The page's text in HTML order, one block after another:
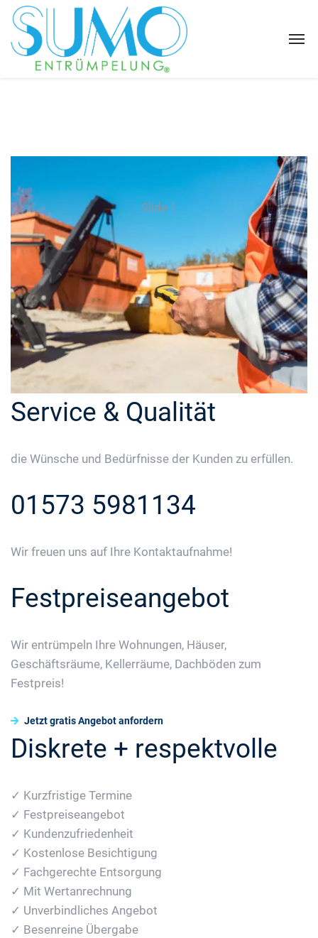
Slide 1
Service & Qualität
die Wünsche und Bedürfnisse der Kunden zu erfüllen.
01573 5981134
Wir freuen uns auf Ihre Kontaktaufnahme!
Festpreiseangebot
Wir entrümpeln Ihre Wohnungen, Häuser,
Geschäftsräume, Kellerräume, Dachböden zum
Festpreis!
Jetzt gratis Angebot anfordern
Diskrete + respektvolle
✓ Kurzfristige Termine
✓ Festpreiseangebot
✓ Kundenzufriedenheit
✓ Kostenlose Besichtigung
✓ Fachgerechte Entsorgung
✓ Mit Wertanrechnung
✓ Unverbindliches Angebot
✓ Besenreine Übergabe